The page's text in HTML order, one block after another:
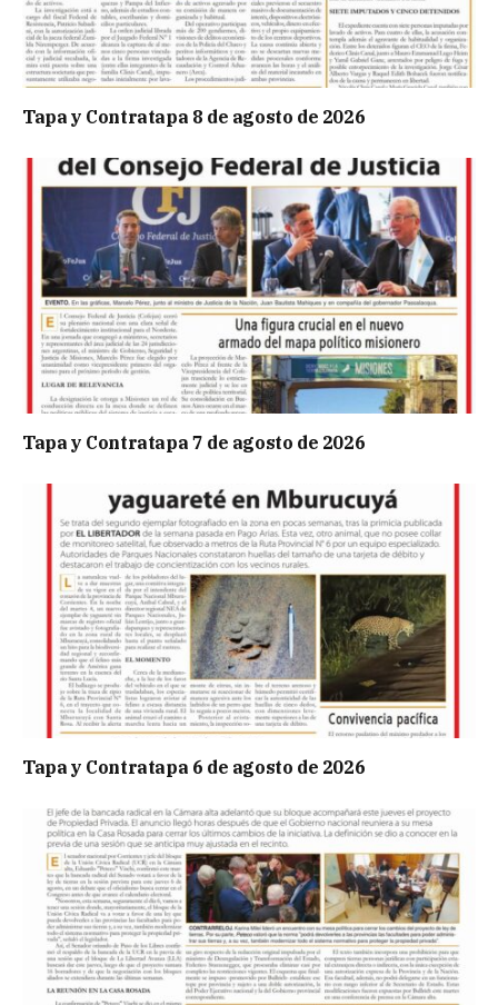
Tapa y Contratapa 8 de agosto de 2026
Tapa y Contratapa 7 de agosto de 2026
Tapa y Contratapa 6 de agosto de 2026